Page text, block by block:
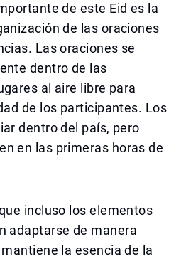
de este Eid es la
de las oraciones
Las oraciones se
dentro de las
al aire libre para
de los participantes. Los
dentro del país, pero
en las primeras horas de
incluso los elementos
adaptarse de manera
la esencia de la